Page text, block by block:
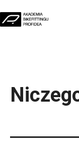
do